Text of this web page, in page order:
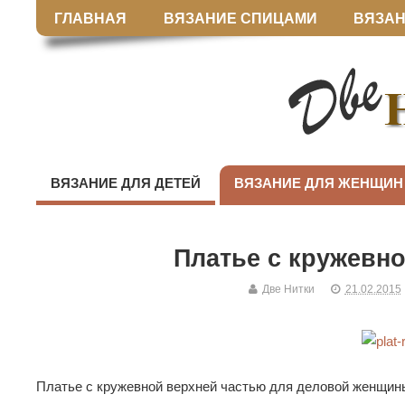
ГЛАВНАЯ ВЯЗАНИЕ СПИЦАМИ
ВЯЗАНИЕ ДЛЯ ДЕТЕЙ ВЯЗАНИЕ ДЛЯ ЖЕНЩИН
Платье с
Две Нитки 21.02.2015
Платье с кружевной верхней частью для деловой